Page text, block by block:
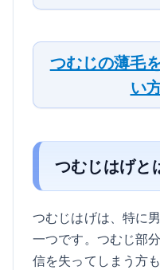
つむじの薄毛
い
つむじはげと
つむじはげは、特に
一つです。つむじ部
信を失ってしまう方